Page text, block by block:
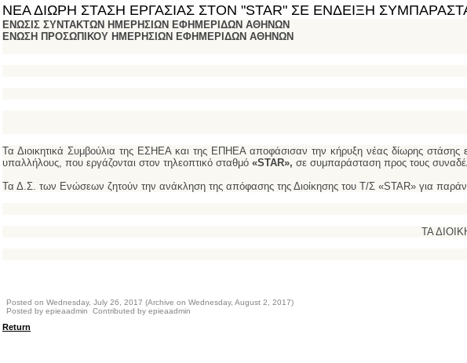
ΝΕΑ ΔΙΩΡΗ ΣΤΑΣΗ ΕΡΓΑΣΙΑΣ ΣΤΟΝ "STAR" ΣΕ ΕΝΔΕΙΞΗ
ΕΝΩΣΙΣ ΣΥΝΤΑΚΤΩΝ ΗΜΕΡΗΣΙΩΝ ΕΦΗΜΕΡΙΔΩΝ ΑΘΗΝΩΝ
ΕΝΩΣΗ ΠΡΟΣΩΠΙΚΟΥ ΗΜΕΡΗΣΙΩΝ ΕΦΗΜΕΡΙΔΩΝ ΑΘΗΝΩΝ
Τα Διοικητικά Συμβούλια της ΕΣΗΕΑ και της ΕΠΗΕΑ αποφάσισαν την κήρυξη νέας δίωρης στάσης
υπαλλήλους, που εργάζονται στον τηλεοπτικό σταθμό «STAR», σε συμπαράσταση προς τους
Τα Δ.Σ. των Ενώσεων ζητούν την ανάκληση της απόφασης της Διοίκησης του Τ/Σ «STAR» για
ΤΑ
Posted on Wednesday, July 26, 2017 (Archive on Wednesday, August 2, 2017)
Posted by epieaadmin Contributed by epieaadmin
Return